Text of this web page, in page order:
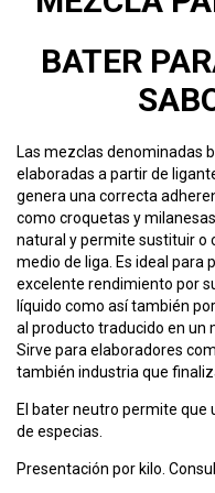
BATER
Las mezclas denominadas
elaboradas a partir de
genera una correcta
como croquetas y
natural y permite sustituir o
medio de liga. Es ideal
excelente rendimiento por
líquido como así también
al producto traducido en un
Sirve para elaboradores
también industria que
El bater neutro permite que
de especias.
Presentación por kilo.